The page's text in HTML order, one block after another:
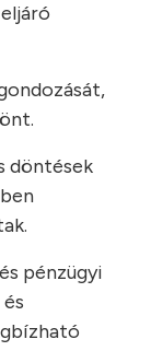
döntések
pénzügyi